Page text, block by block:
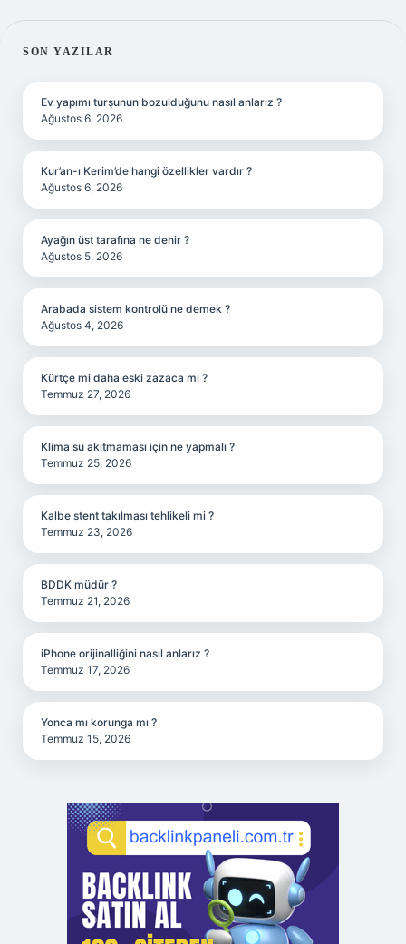
SIDEBAR
SON YAZILAR
Ev yapımı turşunun bozulduğunu nasıl anlarız ?
Ağustos 6, 2026
Kur’an-ı Kerim’de hangi özellikler vardır ?
Ağustos 6, 2026
Ayağın üst tarafına ne denir ?
Ağustos 5, 2026
Arabada sistem kontrolü ne demek ?
Ağustos 4, 2026
Kürtçe mi daha eski zazaca mı ?
Temmuz 27, 2026
Klima su akıtmaması için ne yapmalı ?
Temmuz 25, 2026
Kalbe stent takılması tehlikeli mi ?
Temmuz 23, 2026
BDDK müdür ?
Temmuz 21, 2026
iPhone orijinalliğini nasıl anlarız ?
Temmuz 17, 2026
Yonca mı korunga mı ?
Temmuz 15, 2026